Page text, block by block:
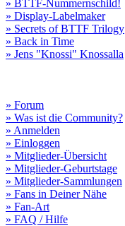
» BTTF-Nummernschild!
» Display-Labelmaker
» Secrets of BTTF Trilogy
» Back in Time
» Jens "Knossi" Knossalla
» Forum
» Was ist die Community?
» Anmelden
» Einloggen
» Mitglieder-Übersicht
» Mitglieder-Geburtstage
» Mitglieder-Sammlungen
» Fans in Deiner Nähe
» Fan-Art
» FAQ / Hilfe